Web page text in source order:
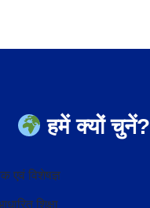
हमें क्यों चुनें?
एवं विशेषज्ञ
शिक्षा